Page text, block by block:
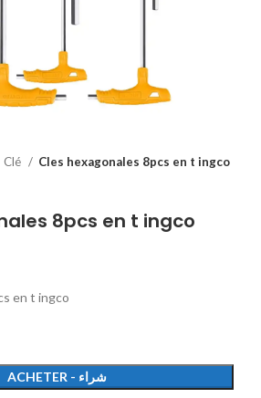
Clé Cles hexagonales 8pcs en t ingco
8pcs en t ingco
en t ingco
ACHETER - شراء